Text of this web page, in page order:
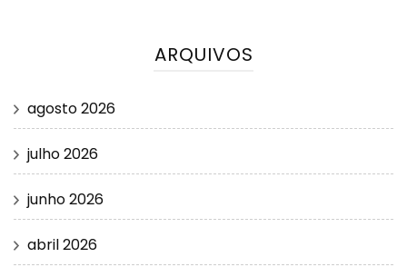
ARQUIVOS
agosto 2026
julho 2026
junho 2026
abril 2026